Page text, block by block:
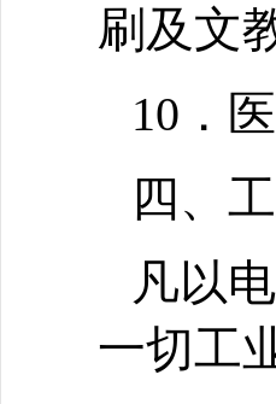
刷及文
10．
四、
凡以
一切工